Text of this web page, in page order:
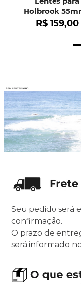
Holbrook
OO9102
R$ 159,00
Seu pedido será
confirmação.
O prazo de
será informado